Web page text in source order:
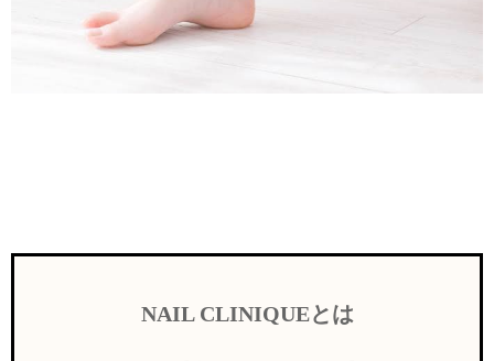
NAIL CLINIQUEとは